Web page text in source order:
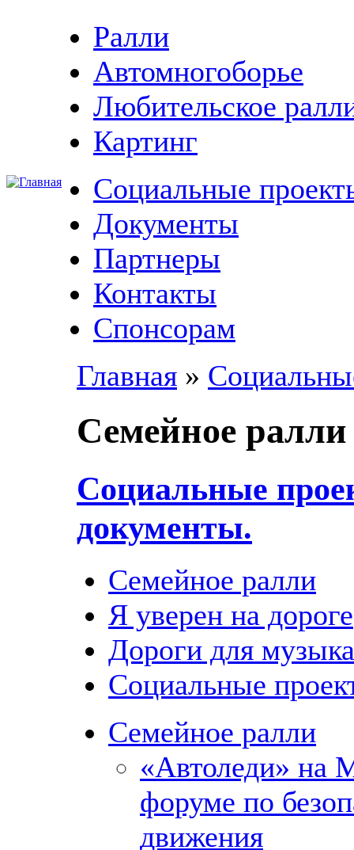
Ралли
Автомногоборье
Любительское
Картинг
Социальные
Документы
Партнеры
Контакты
Спонсорам
Главная »
Семейное ралли
Социальные
документы.
Семейное ралли
Я уверен на дороге
Дороги для
Социальные
Семейное ралли
«Автоледи» на
форуме по
движения